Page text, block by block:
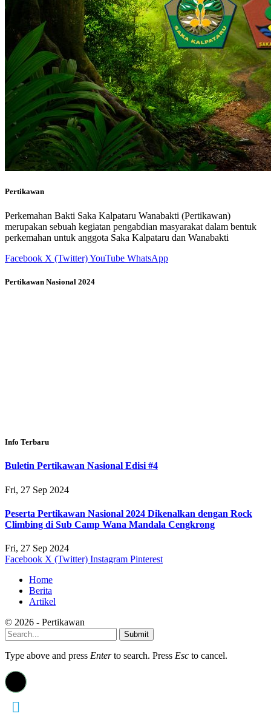
Pertikawan
Perkemahan Bakti Saka Kalpataru Wanabakti (Pertikawan)
merupakan sebuah kegiatan pengabdian masyarakat dalam bentuk
perkemahan untuk anggota Saka Kalpataru dan Wanabakti
Facebook X (Twitter)YouTube WhatsApp
Pertikawan Nasional 2024
Info Terbaru
Buletin Pertikawan Nasional Edisi #4
Fri, 27 Sep 2024
Peserta Pertikawan Nasional 2024 Dikenalkan dengan Rock
Climbing di Sub Camp Wana Mandala Cengkrong
Fri, 27 Sep 2024
Facebook X (Twitter) Instagram Pinterest
Home
Berita
Artikel
© 2026 - Pertikawan
Submit
Type above and press Enterto search. Press Esc to cancel.